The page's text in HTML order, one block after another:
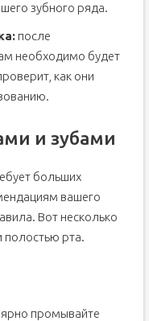
зубного ряда.
после
необходимо будет
как они
и зубами
больших
вашего
Вот несколько
полостью рта.
промывайте